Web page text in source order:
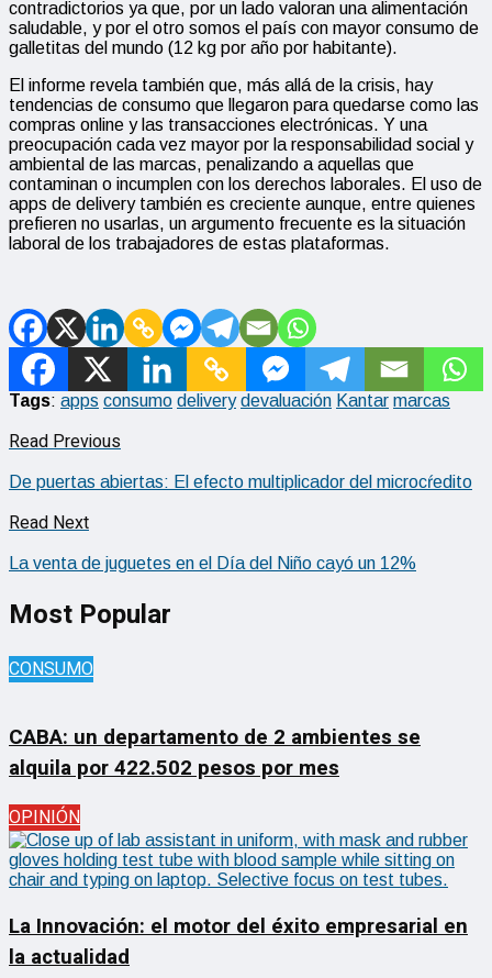
contradictorios ya que, por un lado valoran una alimentación
saludable, y por el otro somos el país con mayor consumo de
galletitas del mundo (12 kg por año por habitante).
El informe revela también que, más allá de la crisis, hay
tendencias de consumo que llegaron para quedarse como las
compras online y las transacciones electrónicas. Y una
preocupación cada vez mayor por la responsabilidad social y
ambiental de las marcas, penalizando a aquellas que
contaminan o incumplen con los derechos laborales. El uso de
apps de delivery también es creciente aunque, entre quienes
prefieren no usarlas, un argumento frecuente es la situación
laboral de los trabajadores de estas plataformas.
Tags: apps consumo delivery devaluación Kantar marcas
Read Previous
De puertas abiertas: El efecto multiplicador del microcŕedito
Read Next
La venta de juguetes en el Día del Niño cayó un 12%
Most Popular
CONSUMO
CABA: un departamento de 2 ambientes se
alquila por 422.502 pesos por mes
OPINIÓN
La Innovación: el motor del éxito empresarial en
la actualidad